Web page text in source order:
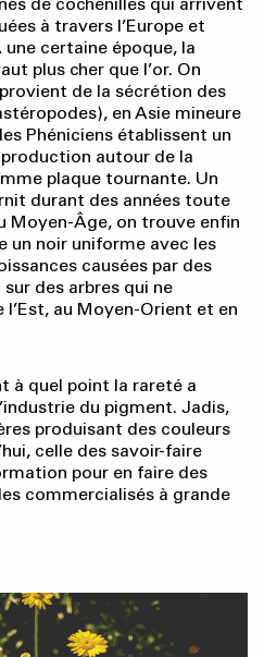
à travers l’Europe et
une certaine époque, la
plus cher que l’or. On
de la sécrétion des
en Asie mineure
Phéniciens établissent un
autour de la
plaque tournante. Un
durant des années toute
Moyen-Âge, on trouve enfin
un noir uniforme avec les
causées par des
des arbres qui ne
l’Est, au Moyen-Orient et en
à quel point la rareté a
du pigment. Jadis,
produisant des couleurs
celle des savoir-faire
pour en faire des
commercialisés à grande